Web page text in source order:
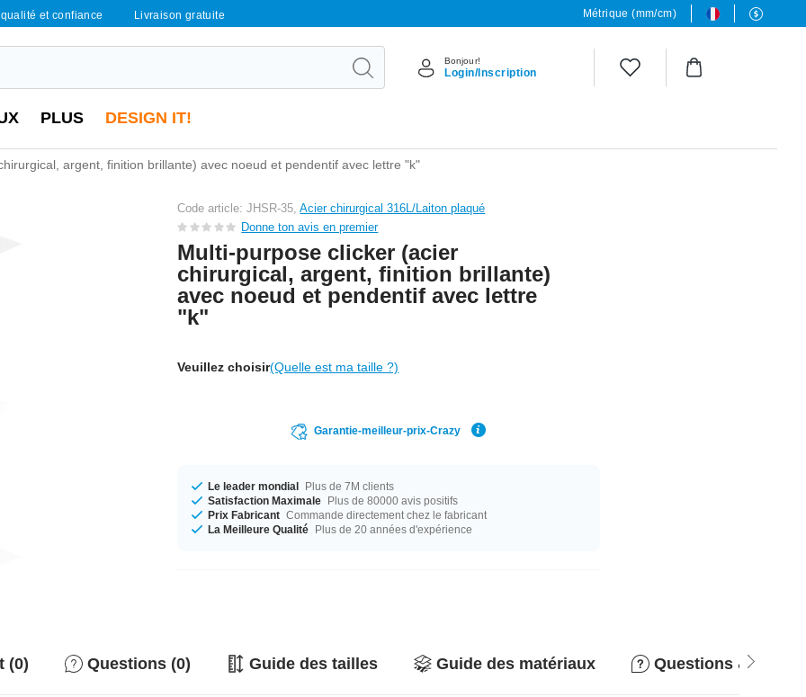
qualité et confiance Livraison gratuite Métrique (mm/cm)
Bonjour!
Login/Inscription
PLUS DESIGN IT!
argent, finition brillante) avec noeud et pendentif avec lettre "k"
Code article: JHSR-35,Acier chirurgical 316L/Laiton plaqué
Donne ton avis en premier
Multi-purpose clicker (acier
chirurgical, argent, finition brillante)
avec noeud et pendentif avec lettre
"k"
Veuillez choisir(Quelle est ma taille ?)
Garantie-meilleur-prix-Crazy
Le leader mondial Plus de 7M clients
Satisfaction Maximale Plus de 80000 avis positifs
Prix Fabricant Commande directement chez le fabricant
La Meilleure Qualité Plus de 20 années d'expérience
(0) Questions (0) Guide des tailles Guide des matériaux Questions &